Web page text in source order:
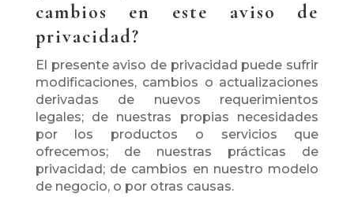
cambios en este aviso de
privacidad?
El presente aviso de privacidad puede sufrir
modificaciones, cambios o actualizaciones
derivadas de nuevos requerimientos
legales; de nuestras propias necesidades
por los productos o servicios que
ofrecemos; de nuestras prácticas de
privacidad; de cambios en nuestro modelo
de negocio, o por otras causas.